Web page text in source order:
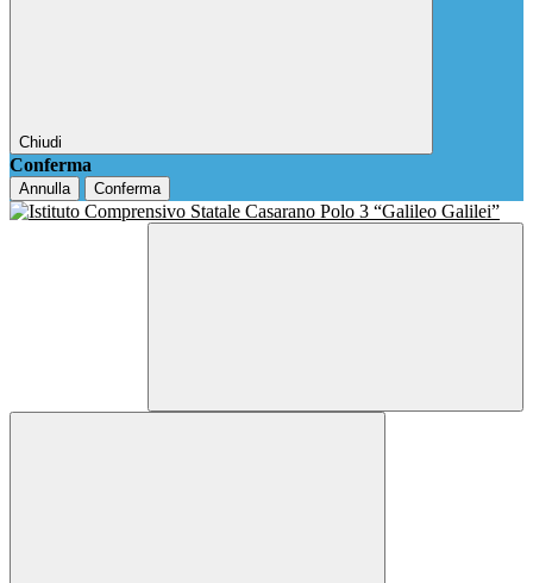
Chiudi
Conferma
Annulla Conferma